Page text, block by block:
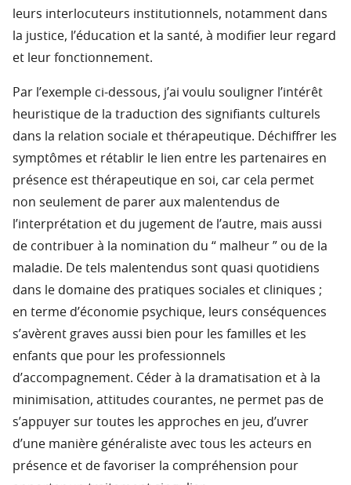
leurs interlocuteurs institutionnels, notamment dans
la justice, l’éducation et la santé, à modifier leur regard
et leur fonctionnement.
Par l’exemple ci-dessous, j’ai voulu souligner l’intérêt
heuristique de la traduction des signifiants culturels
dans la relation sociale et thérapeutique. Déchiffrer les
symptômes et rétablir le lien entre les partenaires en
présence est thérapeutique en soi, car cela permet
non seulement de parer aux malentendus de
l’interprétation et du jugement de l’autre, mais aussi
de contribuer à la nomination du “ malheur ” ou de la
maladie. De tels malentendus sont quasi quotidiens
dans le domaine des pratiques sociales et cliniques ;
en terme d’économie psychique, leurs conséquences
s’avèrent graves aussi bien pour les familles et les
enfants que pour les professionnels
d’accompagnement. Céder à la dramatisation et à la
minimisation, attitudes courantes, ne permet pas de
s’appuyer sur toutes les approches en jeu, d’uvrer
d’une manière généraliste avec tous les acteurs en
présence et de favoriser la compréhension pour